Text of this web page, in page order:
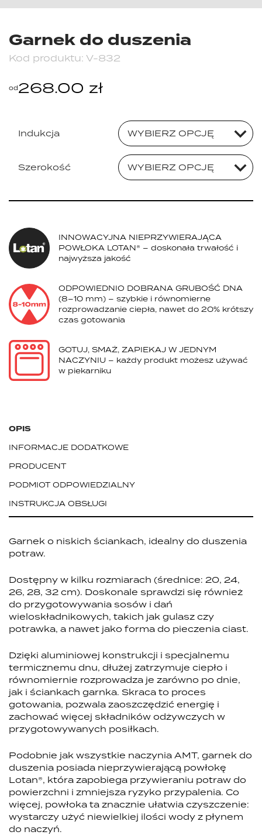
Garnek do duszenia
Kod produktu: V-832
od268.00 zł
Indukcja WYBIERZ OPCJĘ
Szerokość WYBIERZ OPCJĘ
INNOWACYJNA NIEPRZYWIERAJĄCA
POWŁOKA LOTAN® – doskonała trwałość i
najwyższa jakość
ODPOWIEDNIO DOBRANA GRUBOŚĆ DNA
(8–10 mm) – szybkie i równomierne
rozprowadzanie ciepła, nawet do 20% krótszy
czas gotowania
GOTUJ, SMAŻ, ZAPIEKAJ W JEDNYM
NACZYNIU – każdy produkt możesz używać
w piekarniku
OPIS
INFORMACJE DODATKOWE
PRODUCENT
PODMIOT ODPOWIEDZIALNY
INSTRUKCJA OBSŁUGI
Garnek o niskich ściankach, idealny do duszenia
potraw.
Dostępny w kilku rozmiarach (średnice: 20, 24,
26, 28, 32 cm). Doskonale sprawdzi się również
do przygotowywania sosów i dań
wieloskładnikowych, takich jak gulasz czy
potrawka, a nawet jako forma do pieczenia ciast.
Dzięki aluminiowej konstrukcji i specjalnemu
termicznemu dnu, dłużej zatrzymuje ciepło i
równomiernie rozprowadza je zarówno po dnie,
jak i ściankach garnka. Skraca to proces
gotowania, pozwala zaoszczędzić energię i
zachować więcej składników odżywczych w
przygotowywanych posiłkach.
Podobnie jak wszystkie naczynia AMT, garnek do
duszenia posiada nieprzywierającą powłokę
Lotan®, która zapobiega przywieraniu potraw do
powierzchni i zmniejsza ryzyko przypalenia. Co
więcej, powłoka ta znacznie ułatwia czyszczenie:
wystarczy użyć niewielkiej ilości wody z płynem
do naczyń.